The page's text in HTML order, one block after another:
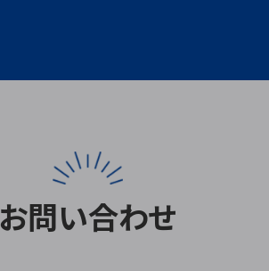
お問い合わせ